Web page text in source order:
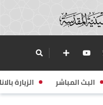
البث المباشر الزيارة